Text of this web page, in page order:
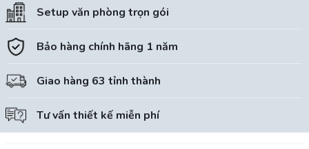
Setup văn phòng trọn gói
Bảo hàng chính hãng 1 năm
Giao hàng 63 tỉnh thành
Tư vấn thiết kế miễn phí